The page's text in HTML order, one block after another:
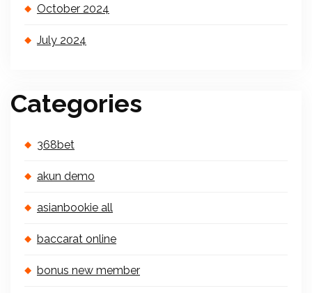
October 2024
July 2024
Categories
368bet
akun demo
asianbookie all
baccarat online
bonus new member